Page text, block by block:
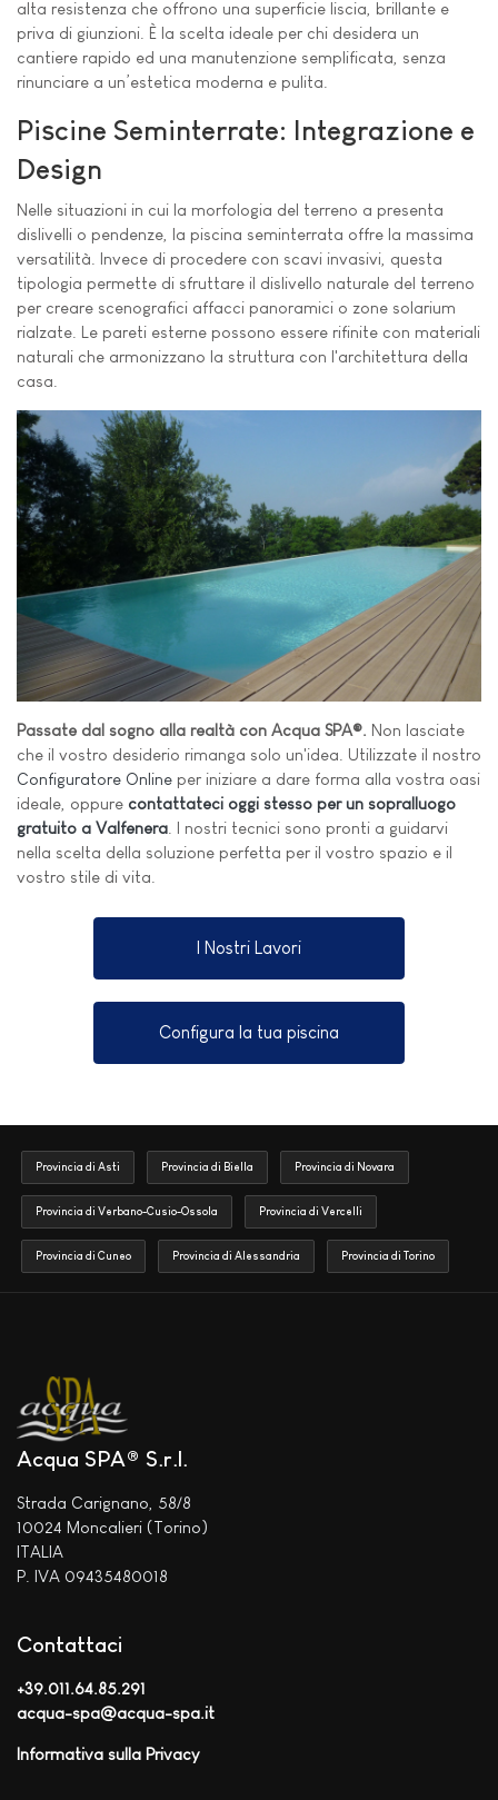
alta resistenza che offrono una superficie liscia, brillante e
priva di giunzioni. È la scelta ideale per chi desidera un
cantiere rapido ed una manutenzione semplificata, senza
rinunciare a un’estetica moderna e pulita.
Piscine Seminterrate: Integrazione e
Design
Nelle situazioni in cui la morfologia del terreno a presenta
dislivelli o pendenze, la piscina seminterrata offre la massima
versatilità. Invece di procedere con scavi invasivi, questa
tipologia permette di sfruttare il dislivello naturale del terreno
per creare scenografici affacci panoramici o zone solarium
rialzate. Le pareti esterne possono essere rifinite con materiali
naturali che armonizzano la struttura con l'architettura della
casa.
Passate dal sogno alla realtà con Acqua SPA®. Non lasciate
che il vostro desiderio rimanga solo un'idea. Utilizzate il nostro
Configuratore Online per iniziare a dare forma alla vostra oasi
ideale, oppure contattateci oggi stesso per un sopralluogo
gratuito a Valfenera . I nostri tecnici sono pronti a guidarvi
nella scelta della soluzione perfetta per il vostro spazio e il
vostro stile di vita.
I Nostri Lavori
Configura la tua piscina
Provincia di Asti Provincia di Biella Provincia di Novara
Provincia di Verbano-Cusio-Ossola Provincia di Vercelli
Provincia di Cuneo Provincia di Alessandria Provincia di Torino
Acqua SPA® S.r.l.
Strada Carignano, 58/8
10024 Moncalieri (Torino)
ITALIA
P. IVA 09435480018
Contattaci
+39.011.64.85.291
acqua-spa@acqua-spa.it
Informativa sulla Privacy